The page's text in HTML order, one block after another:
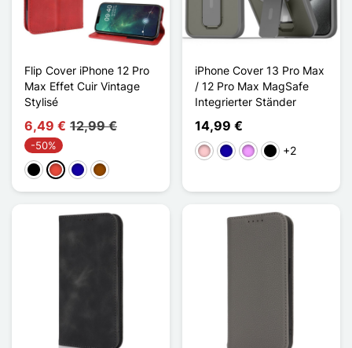
Flip Cover iPhone 12 Pro
Max Effet Cuir Vintage
Stylisé
6,49 € 12,99 €
-50%
Schwarz
Rot Dunkelblau
Braun
iPhone Cover 13 Pro Max
/ 12 Pro Max MagSafe
Integrierter Ständer
14,99 €
PinkDunkelblau
Hellviolett
Noir Transparent
+2